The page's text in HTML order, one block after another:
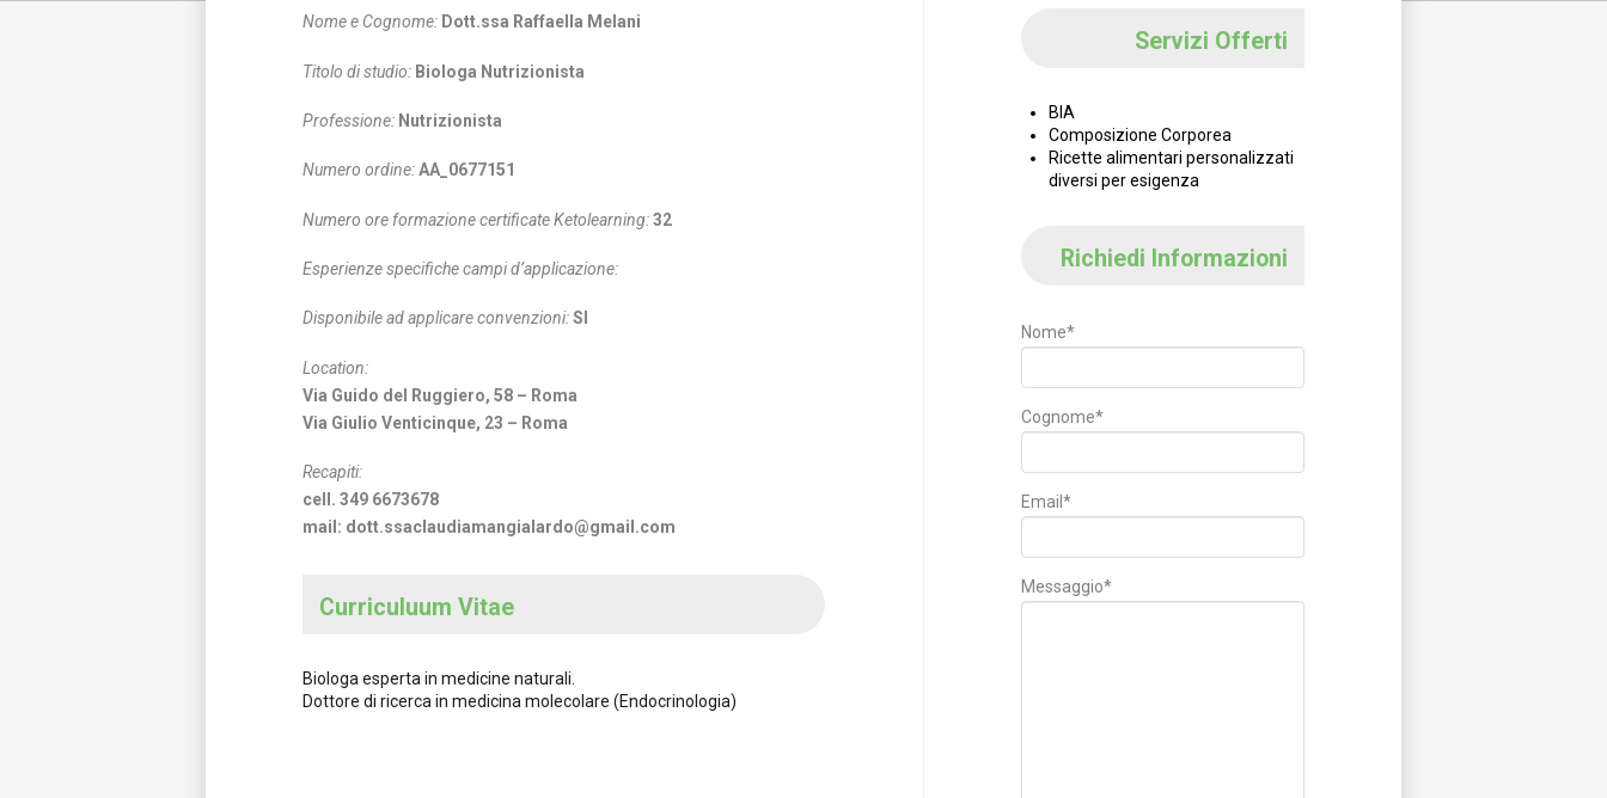
Nome e Cognome: Dott.ssa Raffaella Melani
Titolo di studio: Biologa Nutrizionista
Professione: Nutrizionista
Numero ordine:AA_0677151
Numero ore formazione certificate Ketolearning:32
Esperienze specifiche campi d’applicazione:
Disponibile ad applicare convenzioni:SI
Location:
Via Guido del Ruggiero, 58 – Roma
Via Giulio Venticinque, 23 – Roma
Recapiti:
cell. 349 6673678
mail: dott.ssaclaudiamangialardo@gmail.com
Curriculuum Vitae
Biologa esperta in medicine naturali.
Dottore di ricerca in medicina molecolare (Endocrinologia)
Servizi Offerti
BIA
Composizione Corporea
Ricette alimentari personalizzati
diversi per esigenza
Richiedi Informazioni
Nome*
Cognome*
Email*
Messaggio*